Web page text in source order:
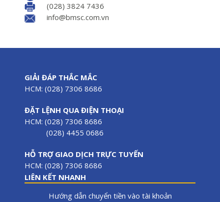
(028) 3824 7436
info@bmsc.com.vn
GIẢI ĐÁP THẮC MẮC
HCM: (028) 7306 8686
ĐẶT LỆNH QUA ĐIỆN THOẠI
HCM: (028) 7306 8686
(028) 4455 0686
HỖ TRỢ GIAO DỊCH TRỰC TUYẾN
HCM: (028) 7306 8686
LIÊN KẾT NHANH
Hướng dẫn chuyển tiền vào tài khoản